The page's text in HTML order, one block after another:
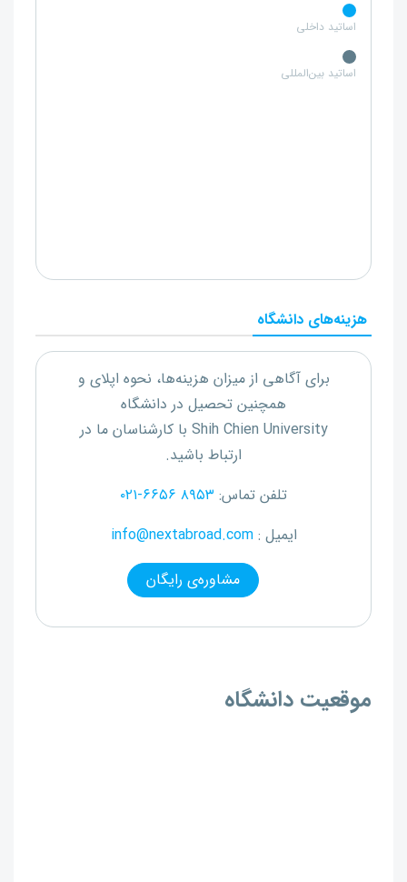
اساتید داخلی
اساتید بین‌المللی
هزینه‌های دانشگاه
برای آگاهی از میزان هزینه‌ها، نحوه اپلای و
همچنین تحصیل در دانشگاه
Shih Chien University با کارشناسان ما در
ارتباط باشید.
تلفن تماس: ۰۲۱-۶۶۵۶ ۸۹۵۳
ایمیل :info@nextabroad.com
مشاوره‌ی رایگان
موقعیت دانشگاه